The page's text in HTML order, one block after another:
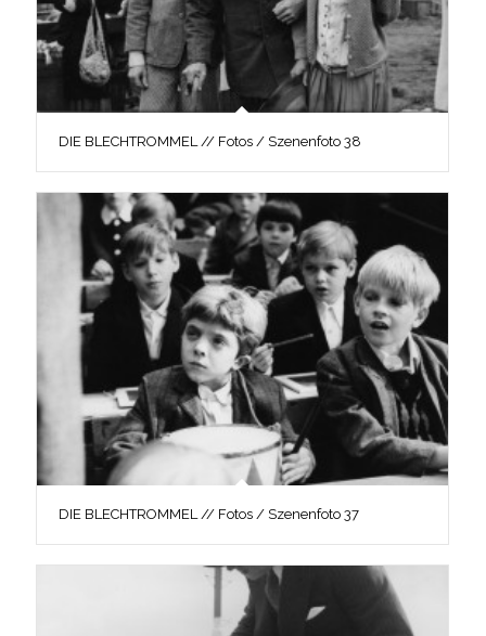
DIE BLECHTROMMEL // Fotos / Szenenfoto 38
DIE BLECHTROMMEL // Fotos / Szenenfoto 37